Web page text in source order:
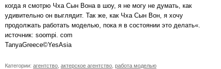
когда я смотрю Чха Сын Вона в шоу, я не могу не думать, как
удивительно он выглядит. Так же, как Чха Сын Вон, я хочу
продолжать работать моделью, пока я в состоянии это делать«.
источник: soompi. com
TanyaGreece©YesAsia
Категории: агентство актерское агентство работа моделью